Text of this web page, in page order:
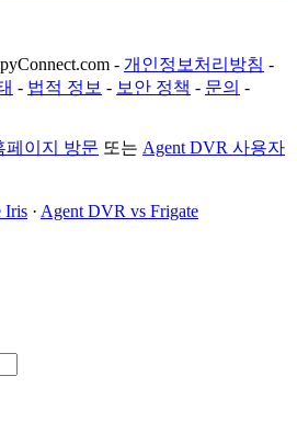
- 개인정보처리방침 -
- 법적 정보 - 보안 정책 - 문의 -
페이지 방문 또는 Agent DVR 사용자
Iris · Agent DVR vs Frigate